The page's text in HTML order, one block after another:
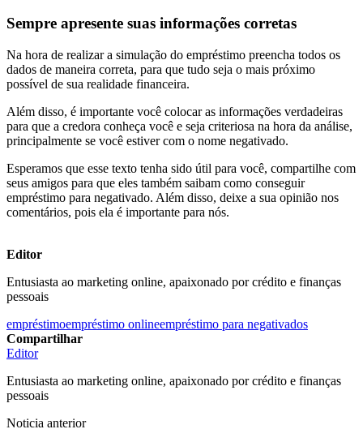
Sempre apresente suas informações corretas
Na hora de realizar a simulação do empréstimo preencha todos os
dados de maneira correta, para que tudo seja o mais próximo
possível de sua realidade financeira.
Além disso, é importante você colocar as informações verdadeiras
para que a credora conheça você e seja criteriosa na hora da análise,
principalmente se você estiver com o nome negativado.
Esperamos que esse texto tenha sido útil para você, compartilhe com
seus amigos para que eles também saibam como conseguir
empréstimo para negativado. Além disso, deixe a sua opinião nos
comentários, pois ela é importante para nós.
Editor
Entusiasta ao marketing online, apaixonado por crédito e finanças
pessoais
empréstimoempréstimo onlineempréstimo para negativados
Compartilhar
Editor
Entusiasta ao marketing online, apaixonado por crédito e finanças
pessoais
Noticia anterior